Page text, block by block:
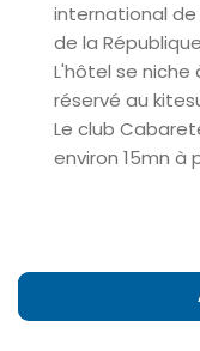
international
de la
L'hôtel se
réservé au
Le club
environ 15mn à